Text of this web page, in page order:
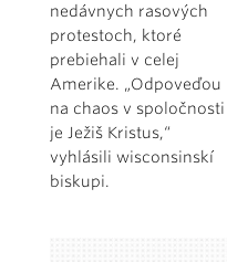
nedávnych rasových
protestoch, ktoré
prebiehali v celej
Amerike. „Odpoveďou
na chaos v spoločnosti
je Ježiš Kristus,“
vyhlásili wisconsinskí
biskupi.